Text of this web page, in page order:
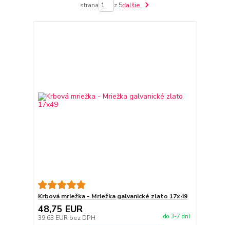
strana z 5ďalšie
Krbová mriežka - Mriežka galvanické zlato 17x49
48,75 EUR
39,63 EUR bez DPH do 3-7 dní